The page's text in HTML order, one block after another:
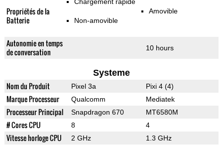
Propriétés de la
Batterie
Non-amovible
Amovible
Autonomie en temps
de conversation
10 hours
Systeme
Nom du Produit Pixel 3a Pixi 4 (4)
Marque Processeur Qualcomm Mediatek
Processeur Principal Snapdragon 670 MT6580M
# Cores CPU 8 4
Vitesse horloge CPU 2 GHz 1.3 GHz